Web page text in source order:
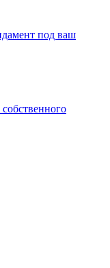
под ваш